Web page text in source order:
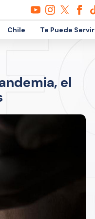
Chile Te Puede Servir
el